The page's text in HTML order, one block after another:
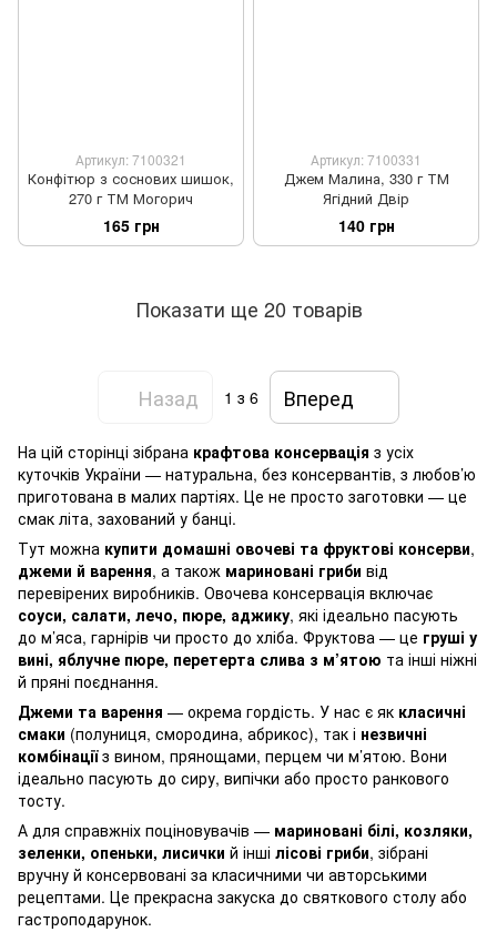
Артикул: 7100321
Конфітюр з соснових шишок,
270 г ТМ Могорич
165 грн
Артикул: 7100331
Джем Малина, 330 г ТМ
Ягідний Двір
140 грн
Показати ще 20 товарів
Назад 1 з 6 Вперед
На цій сторінці зібрана крафтова консервація з усіх
куточків України — натуральна, без консервантів, з любов’ю
приготована в малих партіях. Це не просто заготовки — це
смак літа, захований у банці.
Тут можна купити домашні овочеві та фруктові консерви,
джеми й варення, а також мариновані гриби від
перевірених виробників. Овочева консервація включає
соуси, салати, лечо, пюре, аджику, які ідеально пасують
до м’яса, гарнірів чи просто до хліба. Фруктова — це груші у
вині, яблучне пюре, перетерта слива з м’ятою та інші ніжні
й пряні поєднання.
Джеми та варення — окрема гордість. У нас є як класичні
смаки (полуниця, смородина, абрикос), так і незвичні
комбінаціїз вином, прянощами, перцем чи м’ятою. Вони
ідеально пасують до сиру, випічки або просто ранкового
тосту.
А для справжніх поціновувачів — мариновані білі, козляки,
зеленки, опеньки, лисички й інші лісові гриби, зібрані
вручну й консервовані за класичними чи авторськими
рецептами. Це прекрасна закуска до святкового столу або
гастроподарунок.